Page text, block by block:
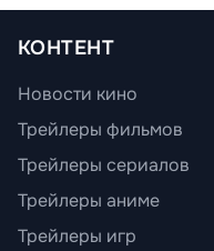
КОНТЕНТ
Новости кино
Трейлеры фильмов
Трейлеры сериалов
Трейлеры аниме
Трейлеры игр